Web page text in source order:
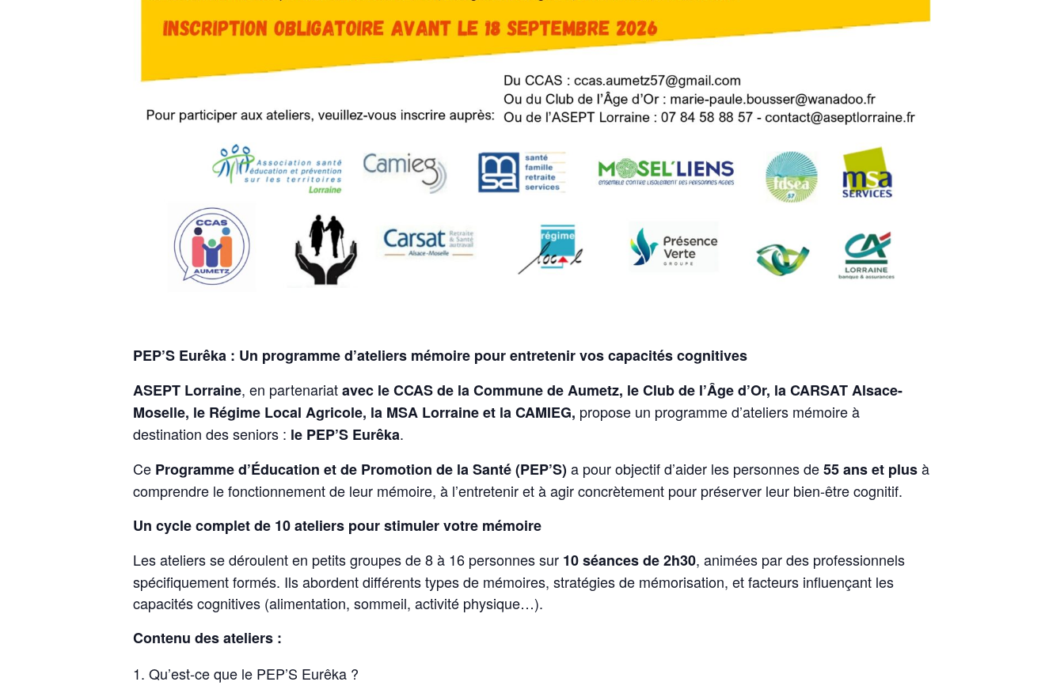
PEP’S Eurêka : Un programme d’ateliers mémoire pour entretenir vos capacités cognitives
ASEPT Lorraine, en partenariatavec le CCAS de la Commune de Aumetz, le Club de l’Âge d’Or, la CARSAT Alsace-
Moselle, le Régime Local Agricole, la MSA Lorraine et la CAMIEG, propose un programme d’ateliers mémoire à
destination des seniors : le PEP’S Eurêka.
Ce Programme d’Éducation et de Promotion de la Santé (PEP’S)a pour objectif d’aider les personnes de55 ans et plusà
comprendre le fonctionnement de leur mémoire, à l’entretenir et à agir concrètement pour préserver leur bien-être cognitif.
Un cycle complet de 10 ateliers pour stimuler votre mémoire
Les ateliers se déroulent en petits groupes de 8 à 16 personnes sur 10 séances de 2h30, animées par des professionnels
spécifiquement formés. Ils abordent différents types de mémoires, stratégies de mémorisation, et facteurs influençant les
capacités cognitives (alimentation, sommeil, activité physique…).
Contenu des ateliers :
Qu’est-ce que le PEP’S Eurêka ?